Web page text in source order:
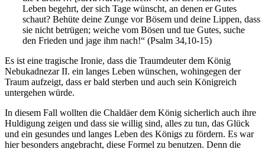
Leben begehrt, der sich Tage wünscht, an denen er Gutes
schaut? Behüte deine Zunge vor Bösem und deine Lippen, dass
sie nicht betrügen; weiche vom Bösen und tue Gutes, suche
den Frieden und jage ihm nach!“ (Psalm 34,10-15)
Es ist eine tragische Ironie, dass die Traumdeuter dem König
Nebukadnezar II. ein langes Leben wünschen, wohingegen der
Traum aufzeigt, dass er bald sterben und auch sein Königreich
untergehen würde.
In diesem Fall wollten die Chaldäer dem König sicherlich auch ihre
Huldigung zeigen und dass sie willig sind, alles zu tun, das Glück
und ein gesundes und langes Leben des Königs zu fördern. Es war
hier besonders angebracht, diese Formel zu benutzen. Denn die